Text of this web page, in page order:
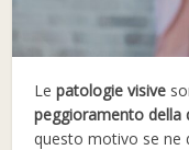
Lepatologie visive
peggioramento della
questo motivo se ne